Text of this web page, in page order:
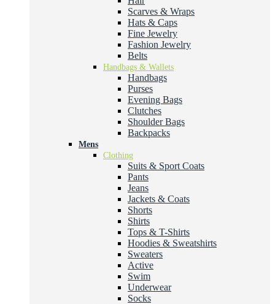
Scarves & Wraps
Hats & Caps
Fine Jewelry
Fashion Jewelry
Belts
Handbags & Wallets
Handbags
Purses
Evening Bags
Clutches
Shoulder Bags
Backpacks
Mens
Clothing
Suits & Sport Coats
Pants
Jeans
Jackets & Coats
Shorts
Shirts
Tops & T-Shirts
Hoodies & Sweatshirts
Sweaters
Active
Swim
Underwear
Socks